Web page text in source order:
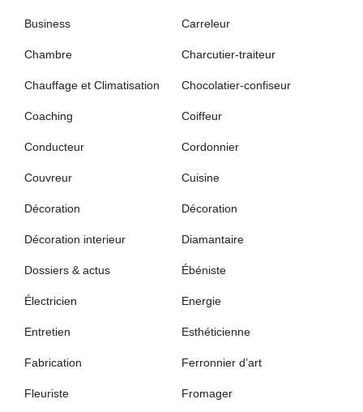
Business Carreleur
Chambre Charcutier-traiteur
Chauffage et Climatisation Chocolatier-confiseur
Coaching Coiffeur
Conducteur Cordonnier
Couvreur Cuisine
Décoration Décoration
Décoration interieur Diamantaire
Dossiers & actus Ébéniste
Électricien Energie
Entretien Esthéticienne
Fabrication Ferronnier d’art
Fleuriste Fromager